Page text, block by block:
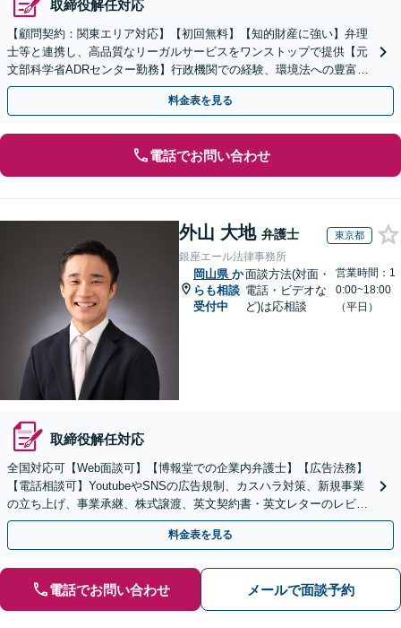
取締役解任対応
【顧問契約：関東エリア対応】【初回無料】【知的財産に強い】弁理
士等と連携し、高品質なリーガルサービスをワンストップで提供【元
文部科学省ADRセンター勤務】行政機関での経験、環境法への豊富な
知識を活かし、事業者さまの抱える問題を解決へ導きます
料金表を見る
電話でお問い合わせ
外山 大地 弁護士 東京都
銀座エール法律事務所
岡山県 か
らも相談
受付中
面談方法(対面・
電話・ビデオな
ど)は応相談
営業時間：1
0:00~18:00
（平日）
取締役解任対応
全国対応可【Web面談可】【博報堂での企業内弁護士】【広告法務】
【電話相談可】YoutubeやSNSの広告規制、カスハラ対策、新規事業
の立ち上げ、事業承継、株式譲渡、英文契約書・英文レターのレビュ
ー・ドラフトなどに対応。
料金表を見る
電話でお問い合わせ メールで面談予約